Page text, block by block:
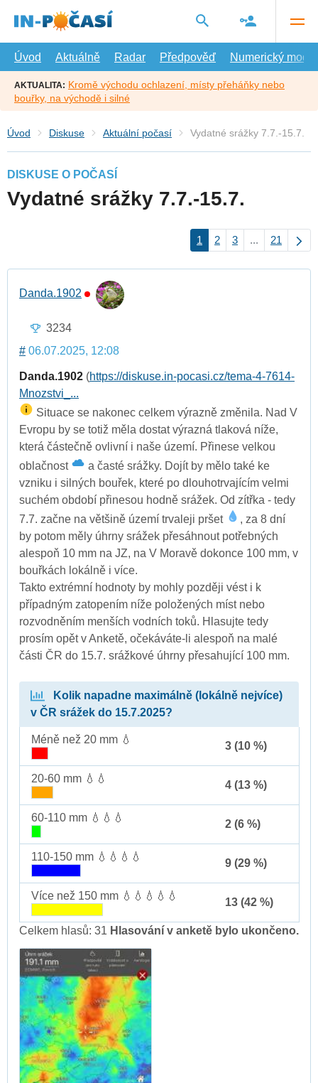
hlavní
Úvod
Aktuálně Radar Předpověď Numerický model
AKTUALITA: Kromě východu ochlazení, místy přeháňky nebo
bouřky, na východě i silné
Úvod Diskuse Aktuální počasí Vydatné srážky 7.7.-15.7.
DISKUSE O POČASÍ
Vydatné srážky 7.7.-15.7.
1 2 3 ... 21
Danda.1902
3234
# 06.07.2025, 12:08
Danda.1902 (https://diskuse.in-pocasi.cz/tema-4-7614-
Mnozstvi_...
Situace se nakonec celkem výrazně změnila. Nad V
Evropu by se totiž měla dostat výrazná tlaková níže,
která částečně ovlivní i naše území. Přinese velkou
oblačnost
a časté srážky. Dojít by mělo také ke
vzniku i silných bouřek, které po dlouhotrvajícím velmi
suchém období přinesou hodně srážek. Od zítřka - tedy
7.7. začne na většině území trvaleji pršet
, za 8 dní
by potom měly úhrny srážek přesáhnout potřebných
alespoň 10 mm na JZ, na V Moravě dokonce 100 mm, v
bouřkách lokálně i více.
Takto extrémní hodnoty by mohly později vést i k
případným zatopením níže položených míst nebo
rozvodněním menších vodních toků. Hlasujte tedy
prosím opět v Anketě, očekáváte-li alespoň na malé
části ČR do 15.7. srážkové úhrny přesahující 100 mm.
Kolik napadne maximálně (lokálně nejvíce)
v ČR srážek do 15.7.2025?
Méně než 20 mm 💧
3 (10 %)
20-60 mm 💧💧
4 (13 %)
60-110 mm 💧💧💧
2 (6 %)
110-150 mm 💧💧💧💧
9 (29 %)
Více než 150 mm 💧💧💧💧💧
13 (42 %)
Celkem hlasů: 31 Hlasování v anketě bylo ukončeno.